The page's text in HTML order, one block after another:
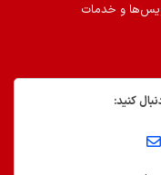
و خدمات
کنید: